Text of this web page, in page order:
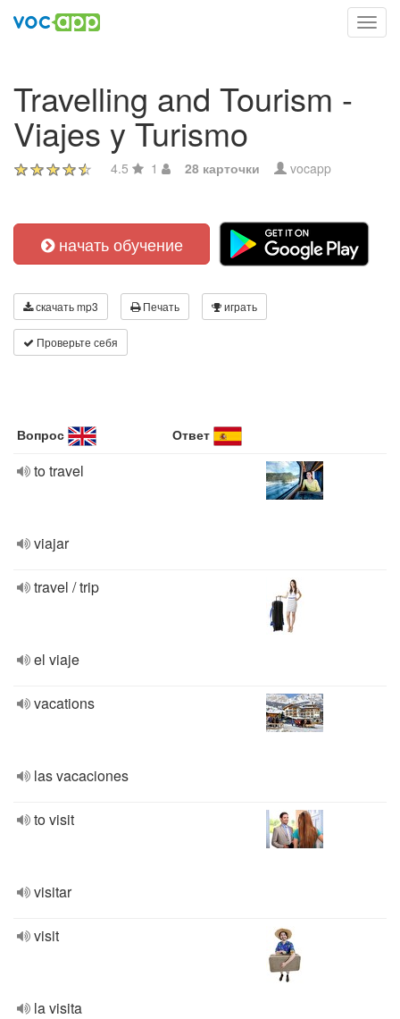
Travelling and Tourism -
Viajes y Turismo
4.5 1 28 карточки vocapp
начать обучение
скачать mp3 Печать играть
Проверьте себя
Вопрос Ответ
to travel
viajar
travel / trip
el viaje
vacations
las vacaciones
to visit
visitar
visit
la visita